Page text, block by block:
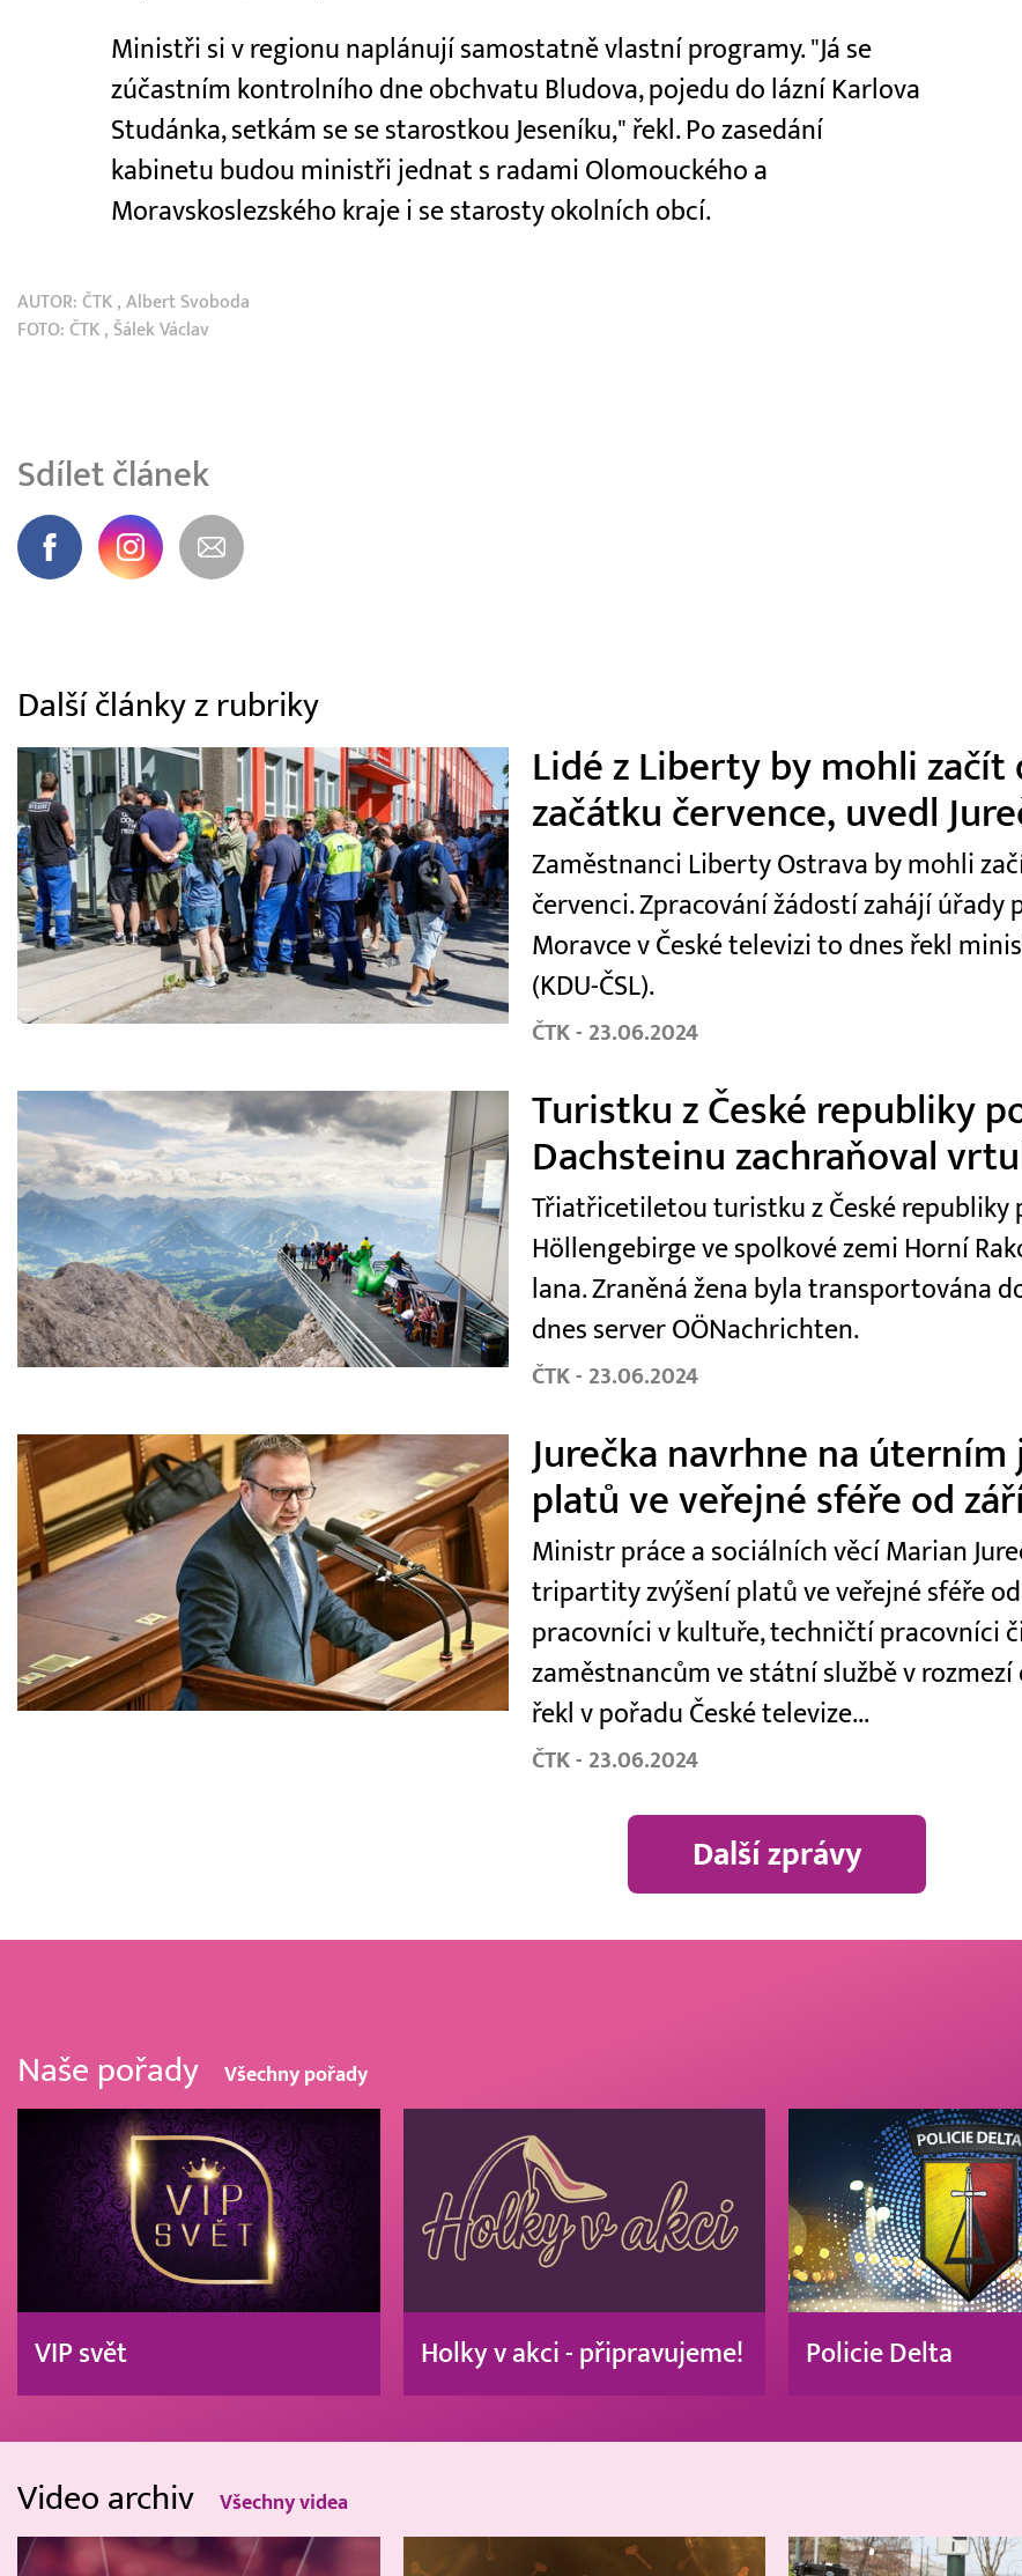
Ministři si v regionu naplánují samostatně vlastní programy. "Já se
zúčastním kontrolního dne obchvatu Bludova, pojedu do lázní Karlova
Studánka, setkám se se starostkou Jeseníku," řekl. Po zasedání
kabinetu budou ministři jednat s radami Olomouckého a
Moravskoslezského kraje i se starosty okolních obcí.
AUTOR: ČTK , Albert Svoboda
FOTO: ČTK , Šálek Václav
Sdílet článek
Další články z rubriky
Lidé z Liberty by mohli
začátku července, uvedl
Zaměstnanci Liberty Ostrava by mohli
červenci. Zpracování žádostí zahájí úřady
Moravce v České televizi to dnes řekl
(KDU-ČSL).
ČTK - 23.06.2024
Turistku z České republiky
Dachsteinu zachraňoval
Třiatřicetiletou turistku z České republiky
Höllengebirge ve spolkové zemi Horní
lana. Zraněná žena byla transportována
dnes server OÖNachrichten.
ČTK - 23.06.2024
Jurečka navrhne na
platů ve veřejné sféře od
Ministr práce a sociálních věcí Marian
tripartity zvýšení platů ve veřejné sféře
pracovníci v kultuře, techničtí pracovníci
zaměstnancům ve státní službě v
řekl v pořadu České televize...
ČTK - 23.06.2024
Další zprávy
Naše pořady Všechny pořady
VIP svět Holky v akci - připravujeme! Policie Delta
Video archiv Všechny videa